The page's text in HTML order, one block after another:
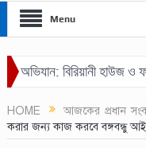
Menu
বিরিয়ানী হাউজ ও
HOME আজকের প্রধান
করার জন্য কাজ করবে বঙ্গবন্ধু